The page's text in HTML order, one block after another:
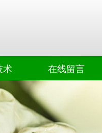
术 在线留言